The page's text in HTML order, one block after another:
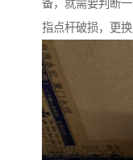
备，就需要判断
指点杆破损，更